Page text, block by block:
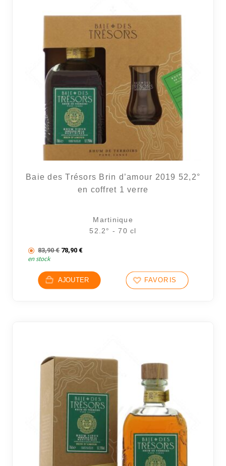
Baie des Trésors Brin d’amour 2019 52,2°
en coffret 1 verre
Martinique
52.2° - 70 cl
83,90€ Le prix initial était : 83,90 €.
78,90 €Le prix actuel est : 78,90 €.
en stock
AJOUTER FAVORIS